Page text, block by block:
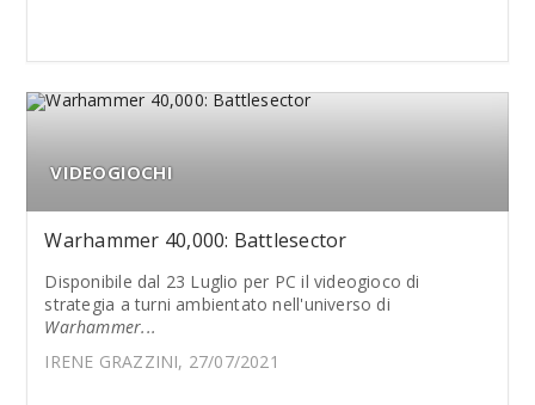
VIDEOGIOCHI
Warhammer 40,000: Battlesector
Disponibile dal 23 Luglio per PC il videogioco di
strategia a turni ambientato nell'universo di
Warhammer...
IRENE GRAZZINI, 27/07/2021